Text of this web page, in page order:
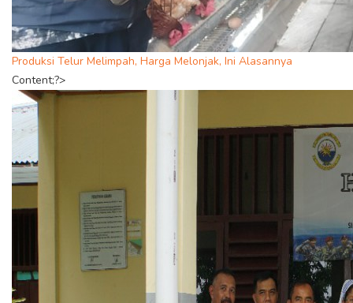
Produksi Telur Melimpah, Harga Melonjak, Ini Alasannya
Content;?>